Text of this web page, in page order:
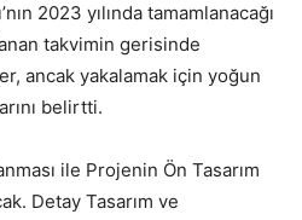
2023 yılında tamamlanacağı
takvimin gerisinde
ancak yakalamak için yoğun
belirtti.
ile Projenin Ön Tasarım
Detay Tasarım ve